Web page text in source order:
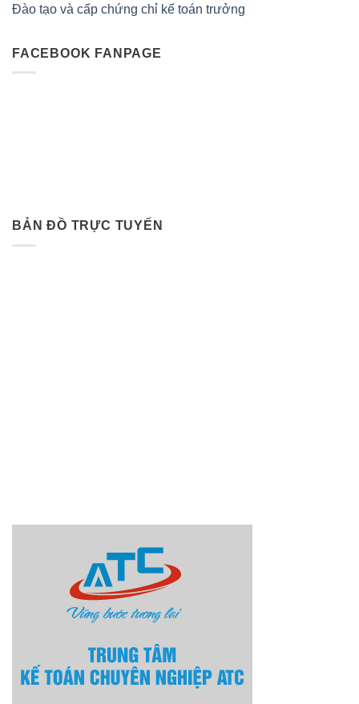
Đào tạo và cấp chứng chỉ kế toán trưởng
FACEBOOK FANPAGE
BẢN ĐỒ TRỰC TUYẾN